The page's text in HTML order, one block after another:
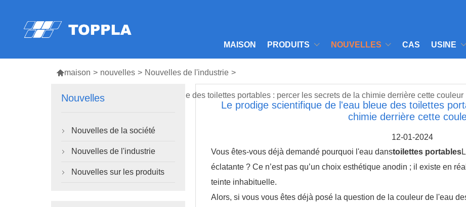
MAISON PRODUITS NOUVELLES CAS USINE
maison > nouvelles > Nouvelles de l'industrie >
Le prodige scientifique de l'eau bleue des toilettes portables : percer les secrets de la chimie derrière cette couleur
Nouvelles
 Nouvelles de la société
 Nouvelles de l'industrie
 Nouvelles sur les produits
Le prodige scientifique de l'eau bleue des toilettes
chimie derrière cette
12-01-2024
Vous êtes-vous déjà demandé pourquoi l'eau danstoilettes portables
éclatante ? Ce n’est pas qu’un choix esthétique anodin ; il existe en
teinte inhabituelle.
Alors, si vous vous êtes déjà posé la question de la couleur de l'eau